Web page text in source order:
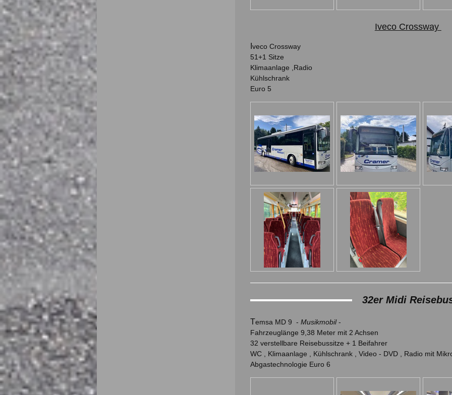
Iveco Crossway
veco Crossway
51+1 Sitze
Klimaanlage ,Radio
Kühlschrank
Euro 5
32er Midi
Temsa MD 9 - Musikmobil-
Fahrzeuglänge 9,38 Meter mit 2 Achsen
32 verstellbare Reisebussitze + 1 Beifahrer
WC , Klimaanlage , Kühlschrank , Video - DVD , Radio mit
Abgastechnologie Euro 6